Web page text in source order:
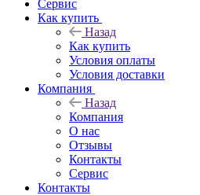
Сервис
Как купить
Назад
Как купить
Условия оплаты
Условия доставки
Компания
Назад
Компания
О нас
Отзывы
Контакты
Сервис
Контакты